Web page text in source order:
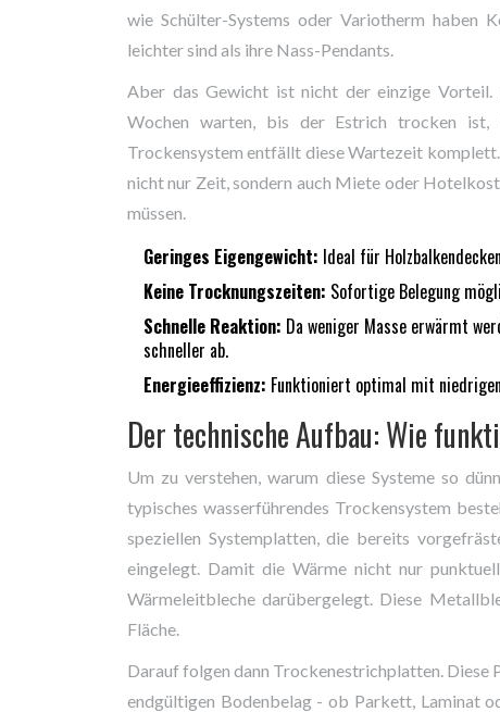
wie Schülter-Systems oder Variotherm haben
leichter sind als ihre Nass-Pendants.
Aber das Gewicht ist nicht der einzige Vorteil.
Wochen warten, bis der Estrich trocken ist,
Trockensystem entfällt diese Wartezeit
nicht nur Zeit, sondern auch Miete oder
müssen.
Geringes Eigengewicht: Ideal für
Keine Trocknungszeiten: Sofortige Belegung
Schnelle Reaktion: Da weniger Masse erwärmt
schneller ab.
Energieeffizienz: Funktioniert optimal mit
Der technische Aufbau: Wie
Um zu verstehen, warum diese Systeme so
typisches wasserführendes Trockensystem
speziellen Systemplatten , die bereits
eingelegt. Damit die Wärme nicht nur
Wärmeleitbleche darübergelegt. Diese
Fläche.
Darauf folgen dann Trockenestrichplatten .
endgültigen Bodenbelag - ob Parkett, Laminat